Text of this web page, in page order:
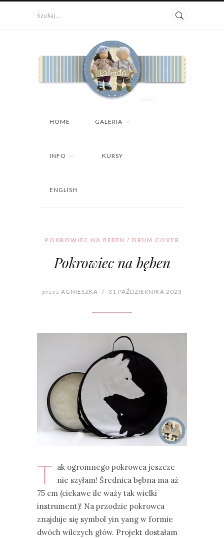
Szukaj...
HOME GALERIA
INFO KURSY
ENGLISH
POKROWIEC NA BĘBEN / DRUM COVER
Pokrowiec na bęben
przez AGNIESZKA / 31 PAŹDZIERNIKA 2023
T ak ogromnego pokrowca jeszcze
nie szyłam! Średnica bębna ma aż
75 cm (ciekawe ile waży tak wielki
instrument)! Na przodzie pokrowca
znajduje się symbol yin yang w formie
dwóch wilczych głów. Projekt dostałam